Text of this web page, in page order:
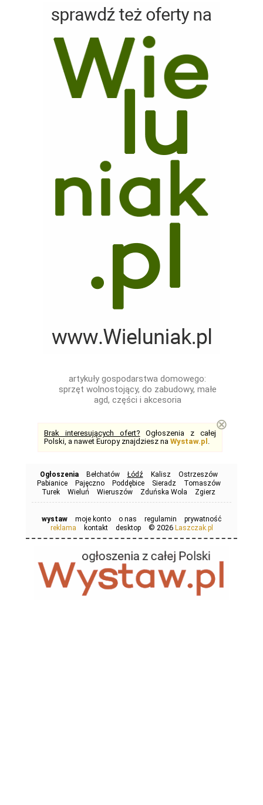
artykuły gospodarstwa domowego:
sprzęt wolnostojący, do zabudowy, małe
agd, części i akcesoria
Brak interesujących ofert? Ogłoszenia z całej
Polski, a nawet Europy znajdziesz na Wystaw.pl .
⊗
Ogłoszenia Bełchatów Łódź Kalisz
Ostrzeszów
Pabianice
Pajęczno Poddębice Sieradz
Tomaszów
Turek
Wieluń Wieruszów Zduńska Wola Zgierz
wystaw moje konto o nas regulamin
prywatność
reklama
kontakt desktop © 2026 Laszczak.pl